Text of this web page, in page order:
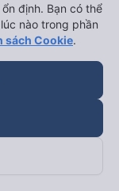
keyboard_arrow_down
định. Bạn có thể
nào trong phần
sách Cookie.